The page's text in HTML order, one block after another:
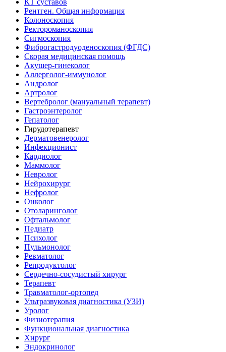
КТ суставов
Рентген. Общая информация
Колоноскопия
Ректороманоскопия
Сигмоскопия
Фиброгастродуоденоскопия (ФГДС)
Скорая медицинская помощь
Акушер-гинеколог
Аллерголог-иммунолог
Андролог
Артролог
Вертебролог (мануальный терапевт)
Гастроэнтеролог
Гепатолог
Гирудотерапевт
Дерматовенеролог
Инфекционист
Кардиолог
Маммолог
Невролог
Нейрохирург
Нефролог
Онколог
Отоларинголог
Офтальмолог
Педиатр
Психолог
Пульмонолог
Ревматолог
Репродуктолог
Сердечно-сосудистый хирург
Терапевт
Травматолог-ортопед
Ультразвуковая диагностика (УЗИ)
Уролог
Физиотерапия
Функциональная диагностика
Хирург
Эндокринолог